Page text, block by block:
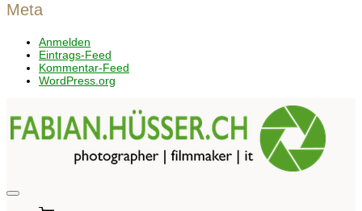
Meta
Anmelden
Eintrags-Feed
Kommentar-Feed
WordPress.org
Seitenleiste